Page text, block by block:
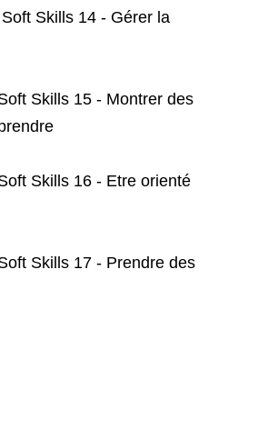
Skills 14 - Gérer la
Skills 15 - Montrer des
Skills 16 - Etre orienté
Skills 17 - Prendre des